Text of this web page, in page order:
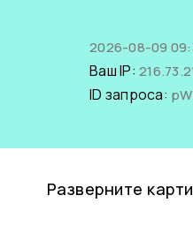
2026-08-09
Ваш IP:
ID запроса:
Разверните